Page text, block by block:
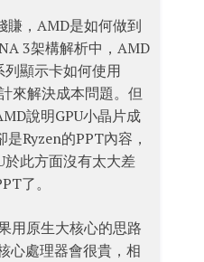
賺，AMD是如何做到
3架構解析中，AMD
顯示卡如何使用
來解決成本問題。但
說明GPU小晶片成
Ryzen的PPT內容，
於此方面沒有太大差
了。
用原生大核心的思路
心處理器會很貴，相